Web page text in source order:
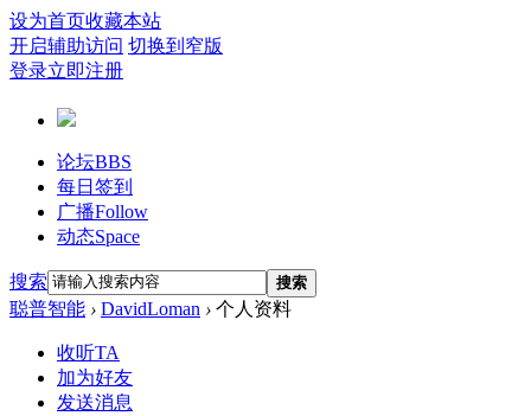
设为首页收藏本站
开启辅助访问 切换到窄版
登录立即注册
论坛BBS
每日签到
广播Follow
动态Space
搜索 搜索
聪普智能 › DavidLoman › 个人资料
收听TA
加为好友
发送消息